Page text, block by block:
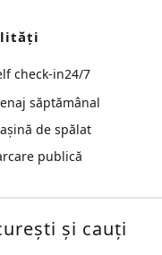
check-in24/7
săptămânal
de spălat
publică
și cauți